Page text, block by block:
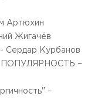
Артюхин
Жигачёв
Сердар Курбанов
ПОПУЛЯРНОСТЬ –
-